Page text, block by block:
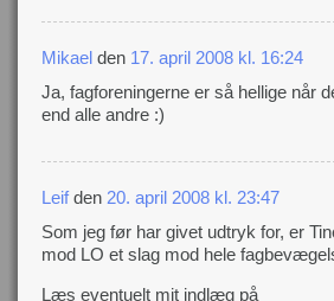
Mikael den 17. april 2008 kl. 16:24
Ja, fagforeningerne er så hellige når
end alle andre :)
Leifden 20. april 2008 kl. 23:47
Som jeg før har givet udtryk for, er
mod LO et slag mod hele
Læs eventuelt mit indlæg på